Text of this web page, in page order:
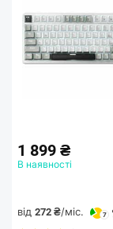
1 899 ₴
В наявності
від 272 ₴/міс. 7